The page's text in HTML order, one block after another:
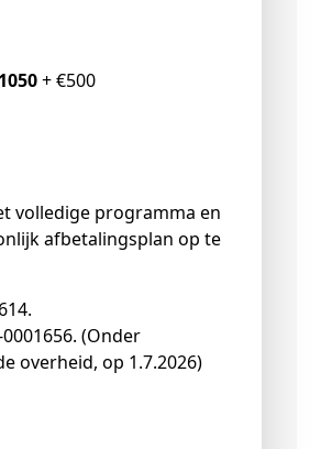
+ €500
volledige programma en
afbetalingsplan op te
(Onder
overheid, op 1.7.2026)